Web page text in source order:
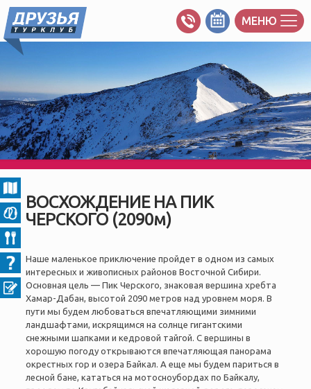
МЕНЮ
ВОСХОЖДЕНИЕ НА ПИК
ЧЕРСКОГО (2090м)
Наше маленькое приключение пройдет в одном из самых
интересных и живописных районов Восточной Сибири.
Основная цель — Пик Черского, знаковая вершина хребта
Хамар-Дабан, высотой 2090 метров над уровнем моря. В
пути мы будем любоваться впечатляющими зимними
ландшафтами, искрящимся на солнце гигантскими
снежными шапками и кедровой тайгой. С вершины в
хорошую погоду открываются впечатляющая панорама
окрестных гор и озера Байкал. А еще мы будем париться в
лесной бане, кататься на мотосноубордах по Байкалу,